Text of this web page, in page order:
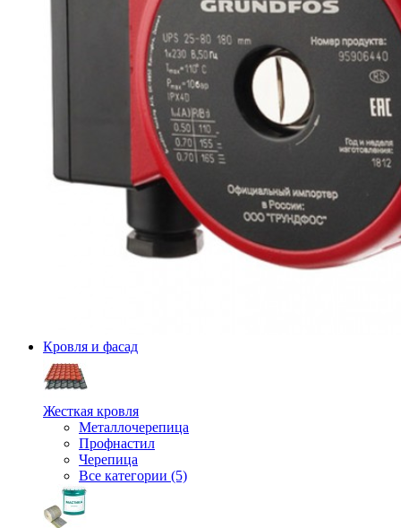
Кровля и фасад
Жесткая кровля
Металлочерепица
Профнастил
Черепица
Все категории (5)